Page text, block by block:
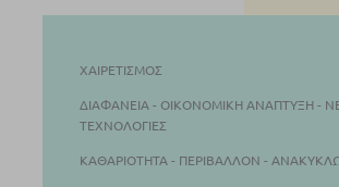
ΧΑΙΡΕΤΙΣΜΌΣ
ΔΙΑΦΆΝΕΙΑ - ΟΙΚΟΝΟΜΙΚΉ ΑΝΆΠΤΥΞΗ -
ΤΕΧΝΟΛΟΓΊΕΣ
ΚΑΘΑΡΙΌΤΗΤΑ - ΠΕΡΙΒΆΛΛΟΝ -